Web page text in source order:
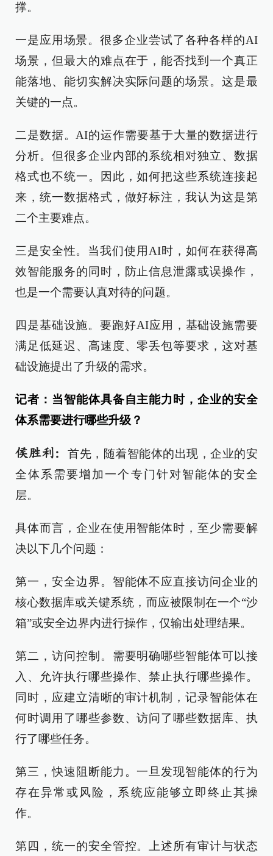
撑。
一是应用场景。很多企业尝试了各种各样的AI
场景，但最大的难点在于，能否找到一个真正
能落地、能切实解决实际问题的场景。这是最
关键的一点。
二是数据。AI的运作需要基于大量的数据进行
分析。但很多企业内部的系统相对独立、数据
格式也不统一。因此，如何把这些系统连接起
来，统一数据格式，做好标注，我认为这是第
二个主要难点。
三是安全性。当我们使用AI时，如何在获得高
效智能服务的同时，防止信息泄露或误操作，
也是一个需要认真对待的问题。
四是基础设施。要跑好AI应用，基础设施需要
满足低延迟、高速度、零丢包等要求，这对基
础设施提出了升级的需求。
记者：当智能体具备自主能力时，企业的安全
体系需要进行哪些升级？
侯胜利：首先，随着智能体的出现，企业的安
全体系需要增加一个专门针对智能体的安全
层。
具体而言，企业在使用智能体时，至少需要解
决以下几个问题：
第一，安全边界。智能体不应直接访问企业的
核心数据库或关键系统，而应被限制在一个“沙
箱”或安全边界内进行操作，仅输出处理结果。
第二，访问控制。需要明确哪些智能体可以接
入、允许执行哪些操作、禁止执行哪些操作。
同时，应建立清晰的审计机制，记录智能体在
何时调用了哪些参数、访问了哪些数据库、执
行了哪些任务。
第三，快速阻断能力。一旦发现智能体的行为
存在异常或风险，系统应能够立即终止其操
作。
第四，统一的安全管控。上述所有审计与状态